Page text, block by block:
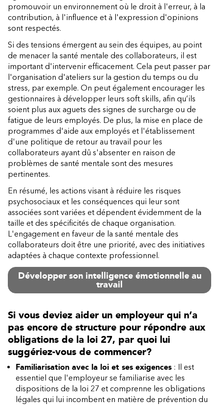
promouvoir un environnement où le droit à l'erreur, à la
contribution, à l'influence et à l'expression d'opinions
sont respectés.
Si des tensions émergent au sein des équipes, au point
de menacer la santé mentale des collaborateurs, il est
important d'intervenir efficacement. Cela peut passer par
l'organisation d'ateliers sur la gestion du temps ou du
stress, par exemple. On peut également encourager les
gestionnaires à développer leurs soft skills, afin qu’ils
soient plus aux aguets des signes de surcharge ou de
fatigue de leurs employés. De plus, la mise en place de
programmes d'aide aux employés et l'établissement
d'une politique de retour au travail pour les
collaborateurs ayant dû s'absenter en raison de
problèmes de santé mentale sont des mesures
pertinentes.
En résumé, les actions visant à réduire les risques
psychosociaux et les conséquences qui leur sont
associées sont variées et dépendent évidemment de la
taille et des spécificités de chaque organisation.
L'engagement en faveur de la santé mentale des
collaborateurs doit être une priorité, avec des initiatives
adaptées à chaque contexte professionnel.
Développer son intelligence émotionnelle au
travail
Si vous deviez aider un employeur qui n’a
pas encore de structure pour répondre aux
obligations de la loi 27, par quoi lui
suggériez-vous de commencer?
Familiarisation avec la loi et ses exigences : Il est
essentiel que l'employeur se familiarise avec les
dispositions de la loi 27 et comprenne les obligations
légales qui lui incombent en matière de prévention du